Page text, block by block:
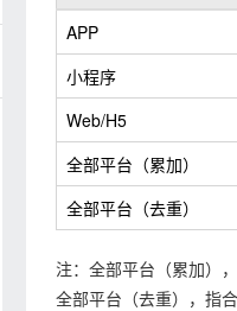
APP
小程序
Web/H5
全部平台（累加）
全部平台（去重）
注：全部平台（累加）
全部平台（去重），指